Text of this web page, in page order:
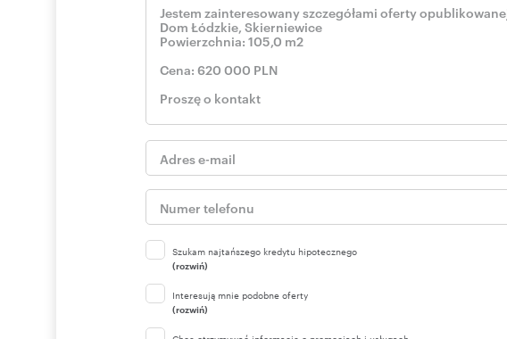
Szukam najtańszego kredytu hipotecznego
(rozwiń)
Interesują mnie podobne oferty
(rozwiń)